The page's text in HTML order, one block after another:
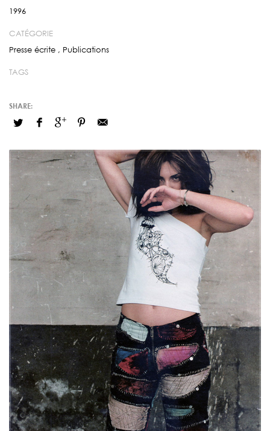
1996
CATÉGORIE
Presse écrite , Publications
TAGS